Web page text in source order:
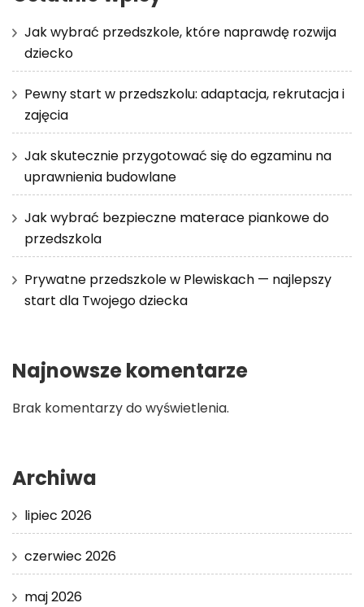
Jak wybrać przedszkole, które naprawdę rozwija
dziecko
Pewny start w przedszkolu: adaptacja, rekrutacja i
zajęcia
Jak skutecznie przygotować się do egzaminu na
uprawnienia budowlane
Jak wybrać bezpieczne materace piankowe do
przedszkola
Prywatne przedszkole w Plewiskach — najlepszy
start dla Twojego dziecka
Najnowsze komentarze
Brak komentarzy do wyświetlenia.
Archiwa
lipiec 2026
czerwiec 2026
maj 2026